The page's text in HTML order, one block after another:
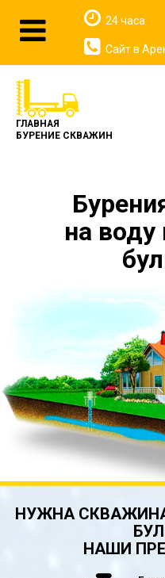
ГЛАВНАЯ
БУРЕНИЕ СКВАЖИН
на
24 часа
Сайт в
НУЖНА
НАШИ